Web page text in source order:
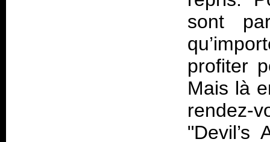
sont
profiter
Mais là
rendez-
"Devil’s